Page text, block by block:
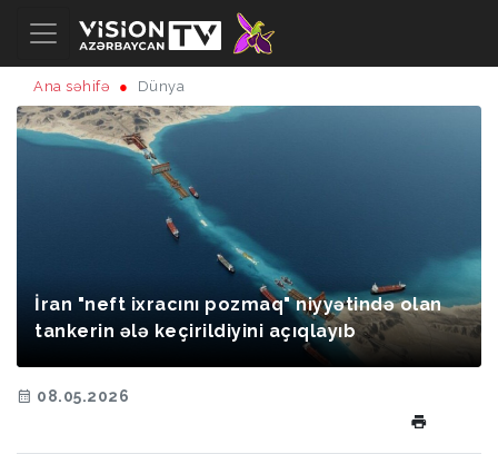
Ana səhifə Dünya
İran "neft ixracını pozmaq" niyyətində olan
tankerin ələ keçirildiyini açıqlayıb
08.05.2026